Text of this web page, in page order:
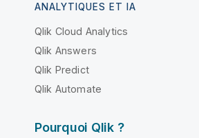
ANALYTIQUES ET IA
Qlik Cloud Analytics
Qlik Answers
Qlik Predict
Qlik Automate
Pourquoi Qlik ?